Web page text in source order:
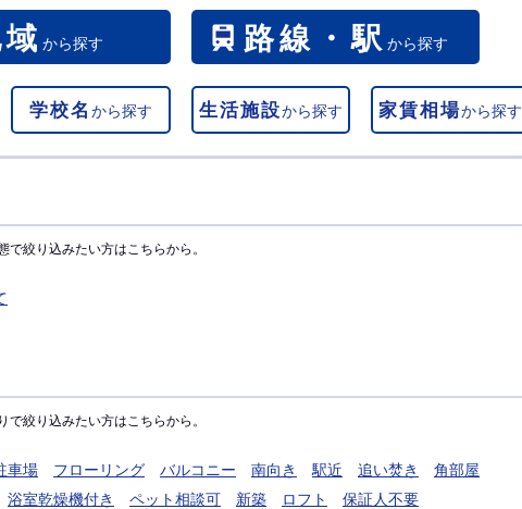
から探す 路線・駅から探す
学校名 から探す 生活施設から探す 家賃相場から探す
で絞り込みたい方はこちらから。
で絞り込みたい方はこちらから。
車場 フローリング バルコニー 南向き 駅近 追い焚き
角部屋
浴室乾燥機付き ペット相談可 新築 ロフト
保証人不要